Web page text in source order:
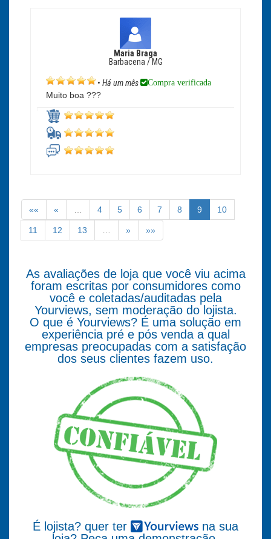
Maria Braga
Barbacena / MG
• Há um mês Compra verificada
Muito boa ???
«« « 4 5 6 7 8 9 10
11 12 13 » »»
As avaliações de loja que você viu acima
foram escritas por consumidores como
você e coletadas/auditadas pela
Yourviews, sem moderação do lojista.
O que é Yourviews? É uma solução em
experiência pré e pós venda a qual
empresas preocupadas com a satisfação
dos seus clientes fazem uso.
É lojista? quer ter
na sua